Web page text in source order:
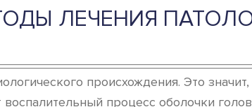
ЛЕЧЕНИЯ
происхождения. Это
процесс оболочки